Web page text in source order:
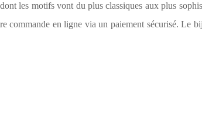
les motifs vont du plus classiques aux plus
commande en ligne via un paiement sécurisé. Le